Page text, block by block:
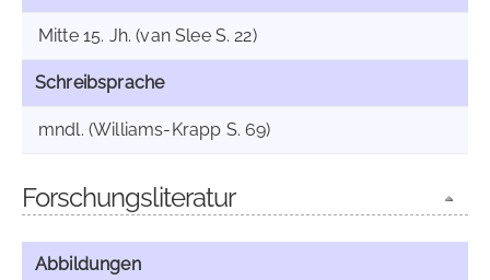
Mitte 15. Jh. (van Slee S. 22)
Schreibsprache
mndl. (Williams-Krapp S. 69)
Forschungsliteratur
Abbildungen